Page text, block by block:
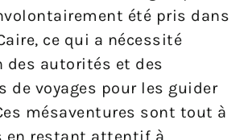
été pris dans
ce qui a nécessité
des autorités et des
de voyages pour les guider
mésaventures sont tout à